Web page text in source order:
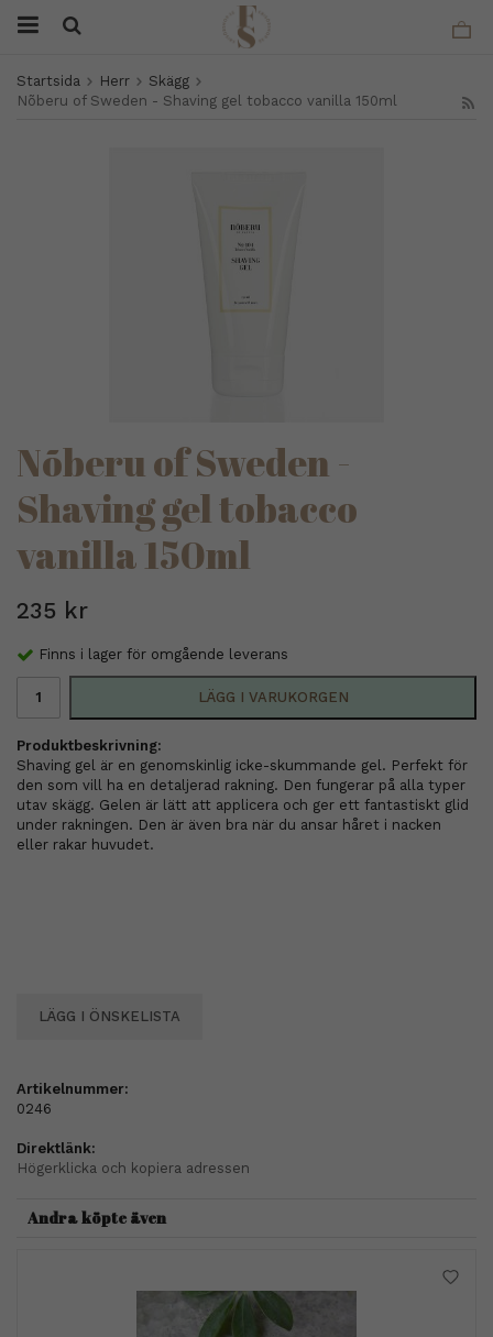
Startsida Herr
Skägg
Nõberu of Sweden - Shaving gel tobacco vanilla 150ml
Nõberu of Sweden -
Shaving gel tobacco
vanilla 150ml
235 kr
Finns i lager för omgående leverans
LÄGG I VARUKORGEN
Produktbeskrivning:
Shaving gel är en genomskinlig icke-skummande gel. Perfekt för
den som vill ha en detaljerad rakning. Den fungerar på alla typer
utav skägg. Gelen är lätt att applicera och ger ett fantastiskt glid
under rakningen. Den är även bra när du ansar håret i nacken
eller rakar huvudet.
LÄGG I ÖNSKELISTA
Artikelnummer:
0246
Direktlänk:
Högerklicka och kopiera adressen
Andra köpte även